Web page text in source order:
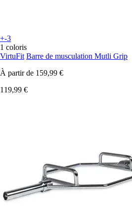
+-3
1 coloris
VirtuFit Barre de musculation Mutli Grip
À partir de 159,99 €
119,99 €